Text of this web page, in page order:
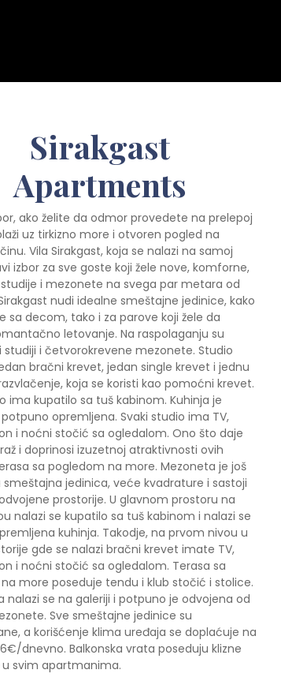
Sirakgast
Apartments
ako želite da odmor provedete na prelepoj
uz tirkizno more i otvoren pogled na
Vila Sirakgast, koja se nalazi na samoj
izbor za sve goste koji žele nove, komforne,
i mezonete na svega par metara od
nudi idealne smeštajne jedinice, kako
sa decom, tako i za parove koji žele da
letovanje. Na raspolaganju su
studiji i četvorokrevene mezonete. Studio
bračni krevet, jedan single krevet i jednu
koja se koristi kao pomoćni krevet.
ima kupatilo sa tuš kabinom. Kuhinja je
opremljena. Svaki studio ima TV,
i noćni stočić sa ogledalom. Ono što daje
i doprinosi izuzetnoj atraktivnosti ovih
sa pogledom na more. Mezoneta je još
jedinica, veće kvadrature i sastoji
prostorije. U glavnom prostoru na
nalazi se kupatilo sa tuš kabinom i nalazi se
kuhinja. Takodje, na prvom nivou u
gde se nalazi bračni krevet imate TV,
i noćni stočić sa ogledalom. Terasa sa
more poseduje tendu i klub stočić i stolice.
nalazi se na galeriji i potpuno je odvojena od
Sve smeštajne jedinice su
a korišćenje klima uređaja se doplaćuje na
dnevno. Balkonska vrata poseduju klizne
svim apartmanima.